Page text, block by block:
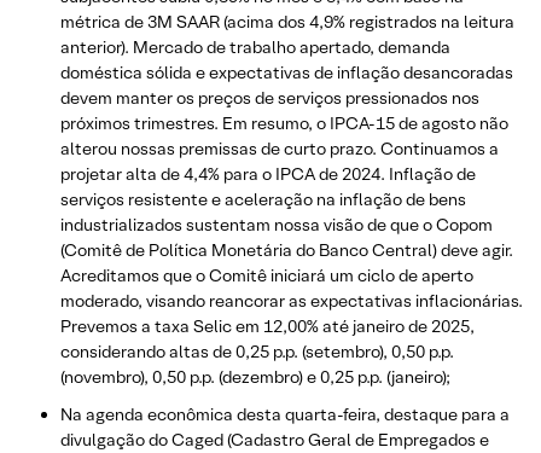
métrica de 3M SAAR (acima dos 4,9% registrados na leitura
anterior). Mercado de trabalho apertado, demanda
doméstica sólida e expectativas de inflação desancoradas
devem manter os preços de serviços pressionados nos
próximos trimestres. Em resumo, o IPCA-15 de agosto não
alterou nossas premissas de curto prazo. Continuamos a
projetar alta de 4,4% para o IPCA de 2024. Inflação de
serviços resistente e aceleração na inflação de bens
industrializados sustentam nossa visão de que o Copom
(Comitê de Política Monetária do Banco Central) deve agir.
Acreditamos que o Comitê iniciará um ciclo de aperto
moderado, visando reancorar as expectativas inflacionárias.
Prevemos a taxa Selic em 12,00% até janeiro de 2025,
considerando altas de 0,25 p.p. (setembro), 0,50 p.p.
(novembro), 0,50 p.p. (dezembro) e 0,25 p.p. (janeiro);
Na agenda econômica desta quarta-feira, destaque para a
divulgação do Caged (Cadastro Geral de Empregados e